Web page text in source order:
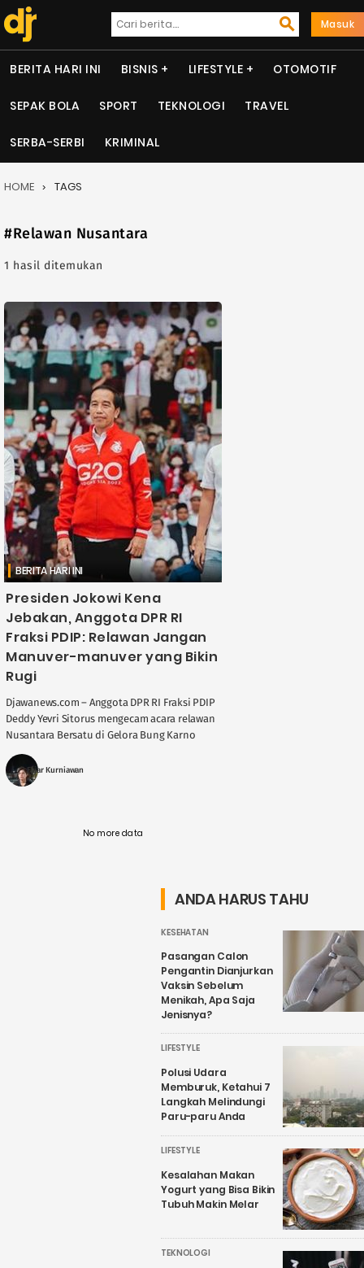
Masuk
BERITA HARI INI BISNIS LIFESTYLE OTOMOTIF
SEPAK BOLA SPORT TEKNOLOGI TRAVEL
SERBA-SERBI KRIMINAL
HOME TAGS
#Relawan Nusantara
1 hasil ditemukan
BERITA HARI INI
Presiden Jokowi Kena
Jebakan, Anggota DPR RI
Fraksi PDIP: Relawan Jangan
Manuver-manuver yang Bikin
Rugi
Djawanews.com – Anggota DPR RI Fraksi PDIP
Deddy Yevri Sitorus mengecam acara relawan
Nusantara Bersatu di Gelora Bung Karno
Widodo). Dia ....
Fajar Kurniawan
No more data
ANDA HARUS TAHU
KESEHATAN
Pasangan Calon
Pengantin Dianjurkan
Vaksin Sebelum
Menikah, Apa Saja
Jenisnya?
LIFESTYLE
Polusi Udara
Memburuk, Ketahui 7
Langkah Melindungi
Paru-paru Anda
LIFESTYLE
Kesalahan Makan
Yogurt yang Bisa Bikin
Tubuh Makin Melar
TEKNOLOGI